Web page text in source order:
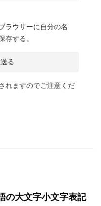
ラウザーに自分の名
存する。
れますのでご注意くだ
の大文字小文字表記